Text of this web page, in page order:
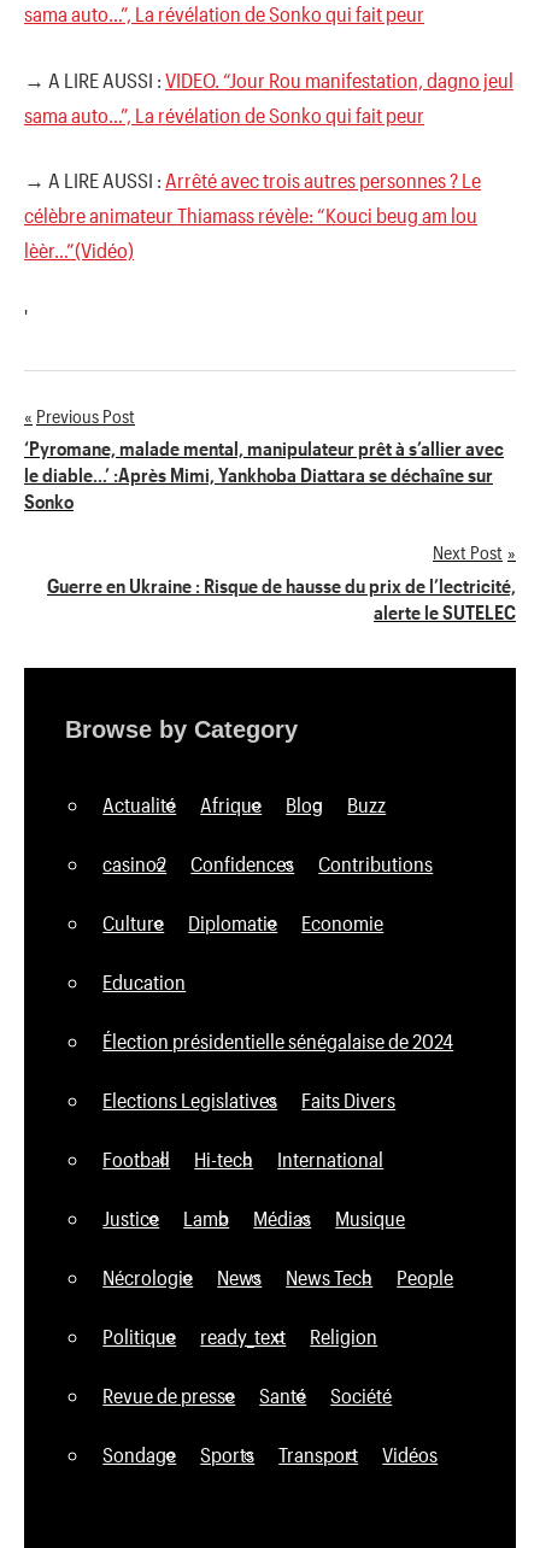
sama auto…”, La révélation de Sonko qui fait peur
→ A LIRE AUSSI : VIDEO. “Jour Rou manifestation, dagno jeul
sama auto…”, La révélation de Sonko qui fait peur
→ A LIRE AUSSI : Arrêté avec trois autres personnes ? Le
célèbre animateur Thiamass révèle: “Kouci beug am lou
lèèr…”(Vidéo)
'
Navigation
de
Previous Post
‘Pyromane, malade mental, manipulateur prêt à s’allier avec
le diable…’ :Après Mimi, Yankhoba Diattara se déchaîne sur
Sonko
Next Post
Guerre en Ukraine : Risque de hausse du prix de l’lectricité,
alerte le SUTELEC
Browse by Category
Actualité Afrique Blog Buzz
casino2 Confidences Contributions
Culture Diplomatie Economie
Education
Élection présidentielle sénégalaise de 2024
Elections Legislatives Faits Divers
Football Hi-tech International
Justice Lamb Médias Musique
Nécrologie News News Tech People
Politique ready_text Religion
Revue de presse Santé Société
Sondage Sports Transport Vidéos